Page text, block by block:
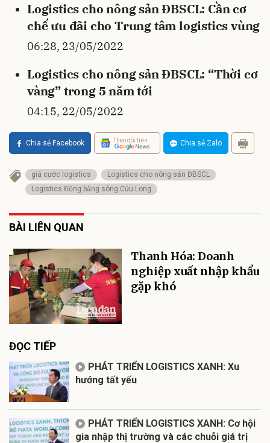
Logistics cho nông sản ĐBSCL: Cần cơ
chế ưu đãi cho Trung tâm logistics vùng
06:28, 23/05/2022
Logistics cho nông sản ĐBSCL: “Thời cơ
vàng” trong 5 năm tới
04:15, 22/05/2022
Chia sẻ Facebook Theo dõi trên Chia sẻ Zalo
giá cước logistics
Logistics cho nông sản ĐBSCL
Logistics Đồng bằng sông Cửu Long
BÀI LIÊN QUAN
Thanh Hóa: Doanh
nghiệp xuất nhập khẩu
gặp khó
ĐỌC TIẾP
PHÁT TRIỂN LOGISTICS XANH: Xu
hướng tất yếu
PHÁT TRIỂN LOGISTICS XANH: Cơ hội
gia nhập thị trường và các chuỗi giá trị